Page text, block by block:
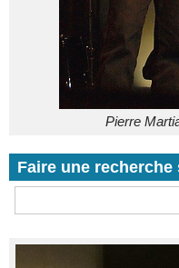
Pierre
Faire une recherche